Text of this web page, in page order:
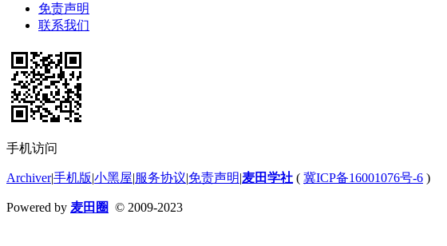
免责声明
联系我们
手机访问
Archiver|手机版|小黑屋|服务协议|免责声明|麦田学社 ( 冀ICP备16001076号-6 )
Powered by 麦田圈 © 2009-2023